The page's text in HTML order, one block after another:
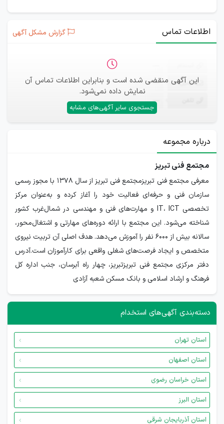
اطلاعات تماس گزارش مشکل آگهی
این آگهی منقضی شده است و بنابراین اطلاعات تماس آن
نمایش داده نمی‌شود.
جستجوی سایر آگهی‌های مشابه
ایمیل —
—
درباره مجموعه
مجتمع فنی تبریز
معرفی مجتمع فنی تبریزمجتمع فنی تبریز از سال ۱۳۷۸ با مجوز رسمی
سازمان فنی و حرفه‌ای فعالیت خود را آغاز کرده و به‌عنوان مرکز
تخصصی IT، ICT و مهارت‌های فنی و مهندسی در شمال‌غرب کشور
شناخته می‌شود. این مجتمع با ارائه دوره‌های مهارتی و اشتغال‌محور،
سالانه بیش از ۶۰۰۰ نفر را آموزش می‌دهد. هدف اصلی آن تربیت نیروی
متخصص و ایجاد فرصت‌های شغلی واقعی برای کارآموزان است.آدرس
دفتر مرکزی مجتمع فنی تبریزتبریز، چهار راه آبرسان، جنب اداره کل
فرهنگ و ارشاد اسلامی و بانک مسکن شعبه آزادی
دسته‌بندی آگهی‌های استخدام
استان تهران
استان اصفهان
استان خراسان رضوی
استان البرز
استان آذربایجان شرقی